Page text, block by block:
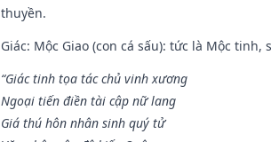
thuyền.
Giác: Mộc Giao (con cá sấu): tức là Mộc
“Giác tinh tọa tác chủ vinh xương
Ngoại tiến điền tài cập nữ lang
Giá thú hôn nhân sinh quý tử